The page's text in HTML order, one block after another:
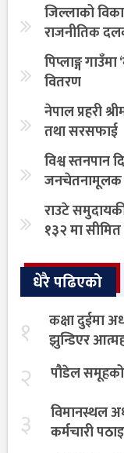
जिल्लाको
राजनीतिक
पिप्लाङ्ग
वितरण
नेपाल प्रहरी
तथा सरसफाई
विश्व स्तनपान
जनचेतनामूलक
राउटे
१३२ मा सीमित
धेरै पढिएको
१
कक्षा दुईमा
झुन्डिएर
२ पौडेल
३
विमानस्थल
कर्मचारी